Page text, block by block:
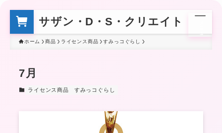
サザン・D・S・クリエイト
ュ
ホーム 商品 ライセンス商品 すみっコぐらし
7月
ライセンス商品 すみっコぐらし